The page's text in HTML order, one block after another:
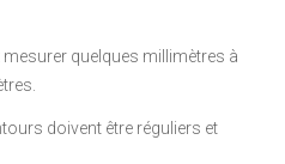
mesurer quelques millimètres à
doivent être réguliers et